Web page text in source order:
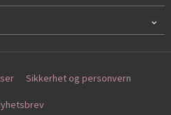
Sikkerhet og personvern